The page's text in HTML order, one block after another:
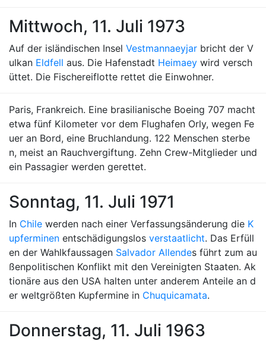
Mittwoch, 11. Juli 1973
Auf der isländischen Insel Vestmannaeyjar bricht der V
ulkan Eldfell aus. Die Hafenstadt Heimaey wird versch
üttet. Die Fischereiflotte rettet die Einwohner.
Paris, Frankreich. Eine brasilianische Boeing 707 macht
etwa fünf Kilometer vor dem Flughafen Orly, wegen Fe
uer an Bord, eine Bruchlandung. 122 Menschen sterbe
n, meist an Rauchvergiftung. Zehn Crew-Mitglieder und
ein Passagier werden gerettet.
Sonntag, 11. Juli 1971
In Chile werden nach einer Verfassungsänderung die K
upferminen entschädigungslos verstaatlicht. Das Erfüll
en der Wahlkfaussagen Salvador Allendes führt zum au
ßenpolitischen Konflikt mit den Vereinigten Staaten. Ak
tionäre aus den USA halten unter anderem Anteile an d
er weltgrößten Kupfermine in Chuquicamata.
Donnerstag, 11. Juli 1963